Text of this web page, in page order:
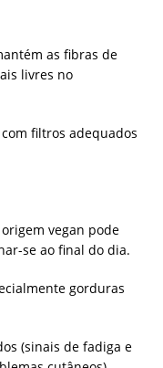
as fibras de
livres no
filtros adequados
vegan pode
se ao final do dia.
gorduras
(sinais de fadiga e